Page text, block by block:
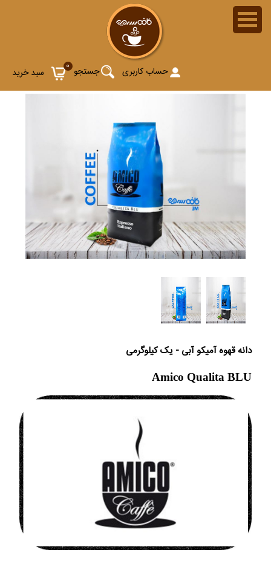
0 سبد خرید جستجو حساب کاربری
دانه قهوه آمیکو آبی - یک کیلوگرمی
Amico Qualita BLU